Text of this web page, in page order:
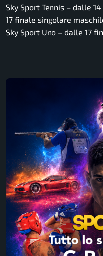
Sky Sport Tennis – dalle
17 finale singolare
Sky Sport Uno – dalle 17